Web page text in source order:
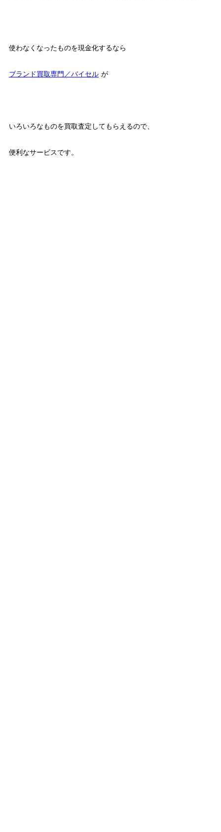
使わなくなったものを現金化するなら
ブランド買取専門／バイセル が
いろいろなものを買取査定してもらえるので、
便利なサービスです。